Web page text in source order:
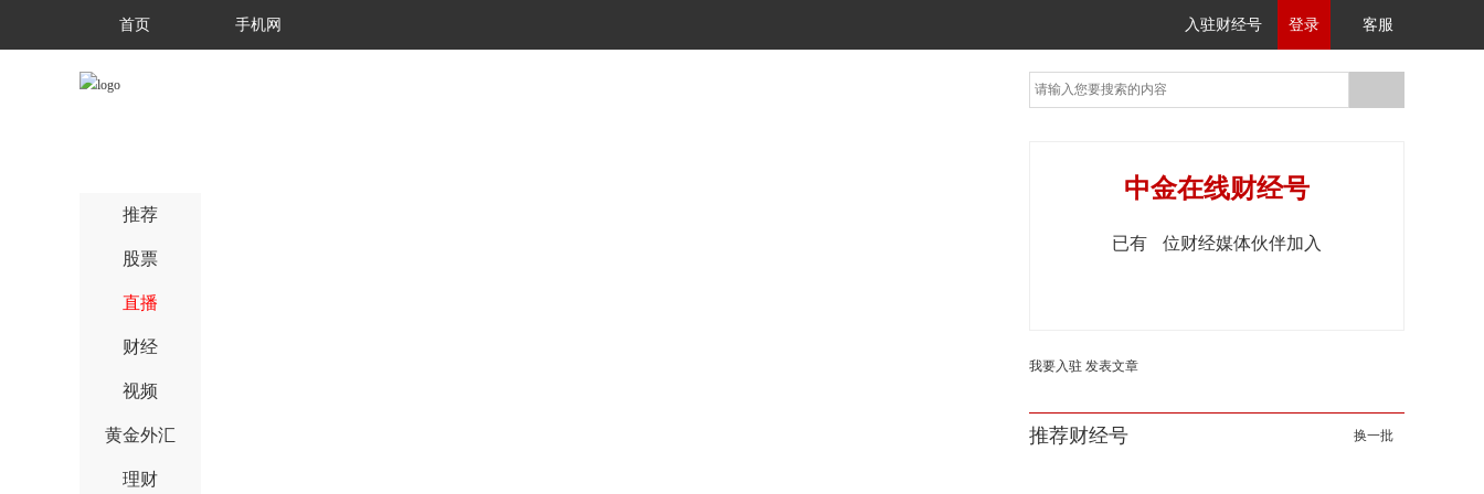
首页 手机网 入驻财经号 登录 客服
推荐
股票
直播
财经
视频
黄金外汇
理财
中金在线财经号
已有 位财经媒体伙伴加入
我要入驻 发表文章
推荐财经号 换一批